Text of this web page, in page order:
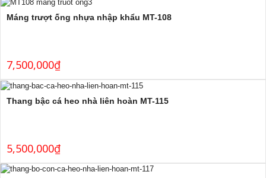
Máng trượt ống nhựa nhập khẩu MT-108
7,500,000₫
Thang bậc cá heo nhà liên hoàn MT-115
5,500,000₫